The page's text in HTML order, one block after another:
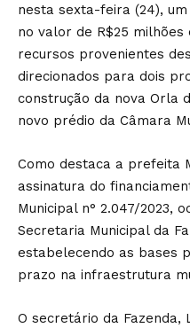
nesta sexta-feira (24),
no valor de R$25 milhões
recursos provenientes
direcionados para dois
construção da nova Orla
novo prédio da Câmara
Como destaca a prefeita
assinatura do
Municipal n° 2.047/2023,
Secretaria Municipal da
estabelecendo as bases
prazo na infraestrutura
O secretário da Fazenda,